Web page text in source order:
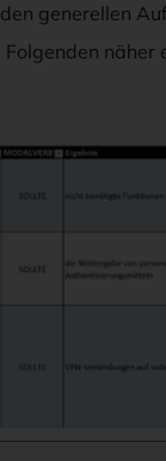
generellen
Folgenden